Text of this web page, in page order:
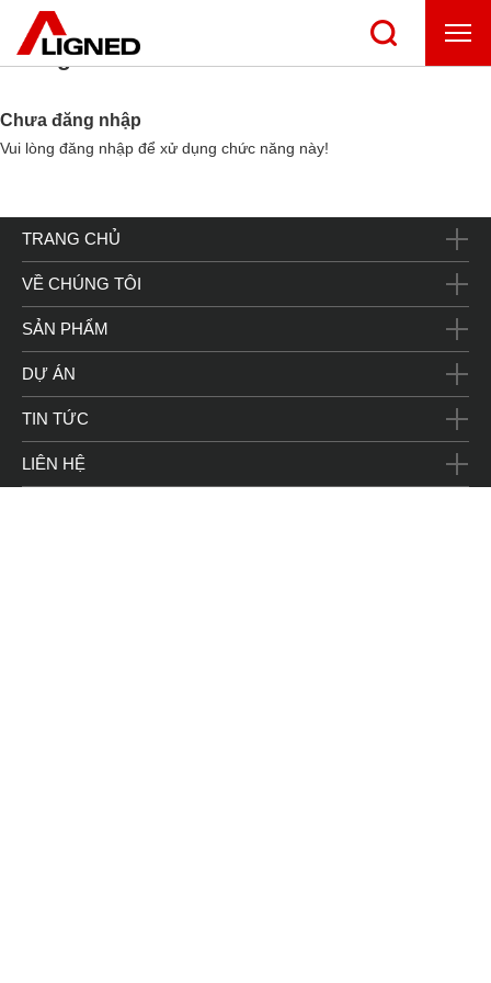
Thông báo
Chưa đăng nhập
Vui lòng đăng nhập để xử dụng chức năng này!
TRANG CHỦ
VỀ CHÚNG TÔI
SẢN PHẨM
DỰ ÁN
TIN TỨC
LIÊN HỆ